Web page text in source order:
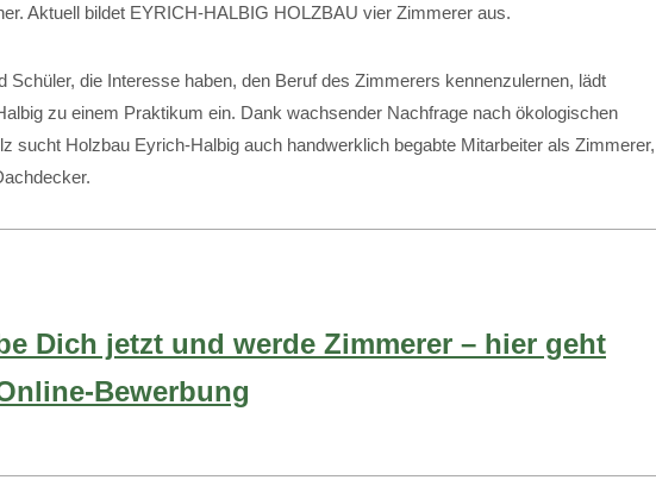
Aktuell bildet EYRICH-HALBIG HOLZBAU vier Zimmerer aus.
Schüler, die Interesse haben, den Beruf des Zimmerers kennenzulernen, lädt
zu einem Praktikum ein. Dank wachsender Nachfrage nach ökologischen
sucht Holzbau Eyrich-Halbig auch handwerklich begabte Mitarbeiter als Zimmerer,
Dich jetzt und werde Zimmerer – hier geht
Bewerbung